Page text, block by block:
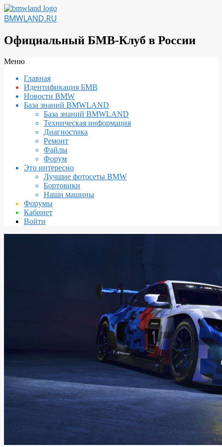
Перейти
к
BMWLAND.RU
Официальный БМВ-Клуб в России
Вторичное
навигации
Меню
Главная
Идентификация БМВ
Новости BMW
База знаний BMWLAND
База знаний BMWLAND
Техническая информация
Диагностика
Ремонт
Файлы
Форум
Это интересно
Лучшие фотосеты BMW
Бортовики
Наши машины
Форумы
Кабинет
Войти